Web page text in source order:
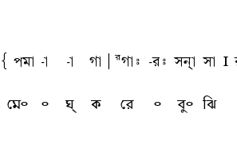
{ pma -a -a ga Rgai -ri snha sa l
মে৹ ৹ ঘ্ ক রে ৹ বু৹ ঝি